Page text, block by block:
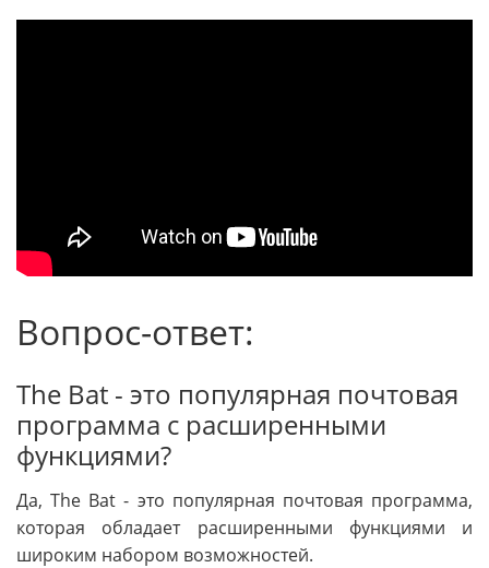
Вопрос-ответ:
The Bat - это популярная почтовая
программа с расширенными
функциями?
Да, The Bat - это популярная почтовая программа,
которая обладает расширенными функциями и
широким набором возможностей.